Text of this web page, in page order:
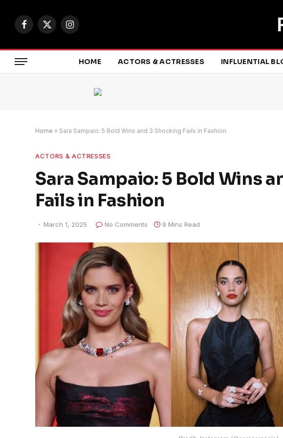
Facebook
X
Instagram
HOME ACTORS & ACTRESSES INFLUENTIAL
Home » Sara Sampaio: 5 Bold Wins and 3 Shocking Fails in Fashion
ACTORS & ACTRESSES
Sara Sampaio: 5 Bold Wins
Fails in Fashion
March 1, 2025 No Comments 9 Mins Read